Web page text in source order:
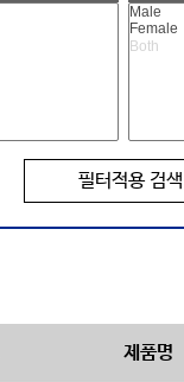
필터적용 검색
제품명